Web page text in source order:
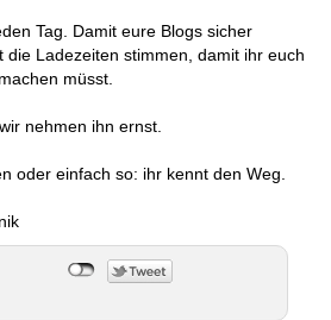
Tag. Damit eure Blogs sicher
die Ladezeiten stimmen, damit ihr euch
müsst.
nehmen ihn ernst.
oder einfach so: ihr kennt den Weg.